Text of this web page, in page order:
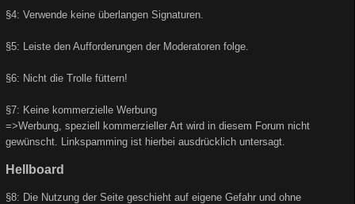
§4: Verwende keine überlangen Signaturen.
§5: Leiste den Aufforderungen der Moderatoren folge.
§6: Nicht die Trolle füttern!
§7: Keine kommerzielle Werbung
=>Werbung, speziell kommerzieller Art wird in diesem Forum nicht
gewünscht. Linkspamming ist hierbei ausdrücklich untersagt.
Hellboard
§8: Die Nutzung der Seite geschieht auf eigene Gefahr und ohne